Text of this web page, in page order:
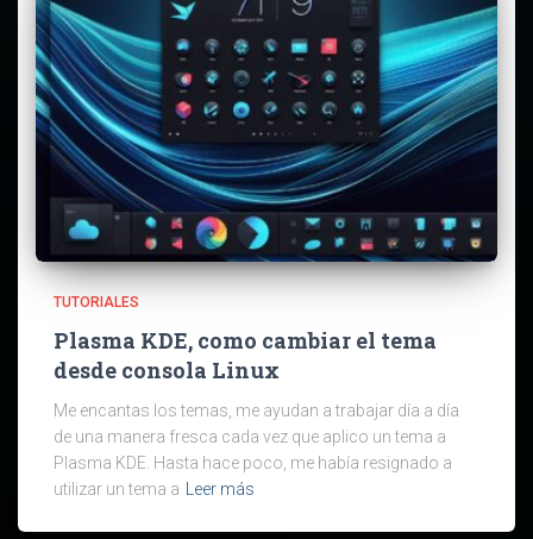
TUTORIALES
Plasma KDE, como cambiar el tema
desde consola Linux
Me encantas los temas, me ayudan a trabajar día a día
de una manera fresca cada vez que aplico un tema a
Plasma KDE. Hasta hace poco, me había resignado a
utilizar un tema a
Leer más